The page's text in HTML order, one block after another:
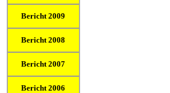
Bericht 2009
Bericht 2008
Bericht 2007
Bericht 2006